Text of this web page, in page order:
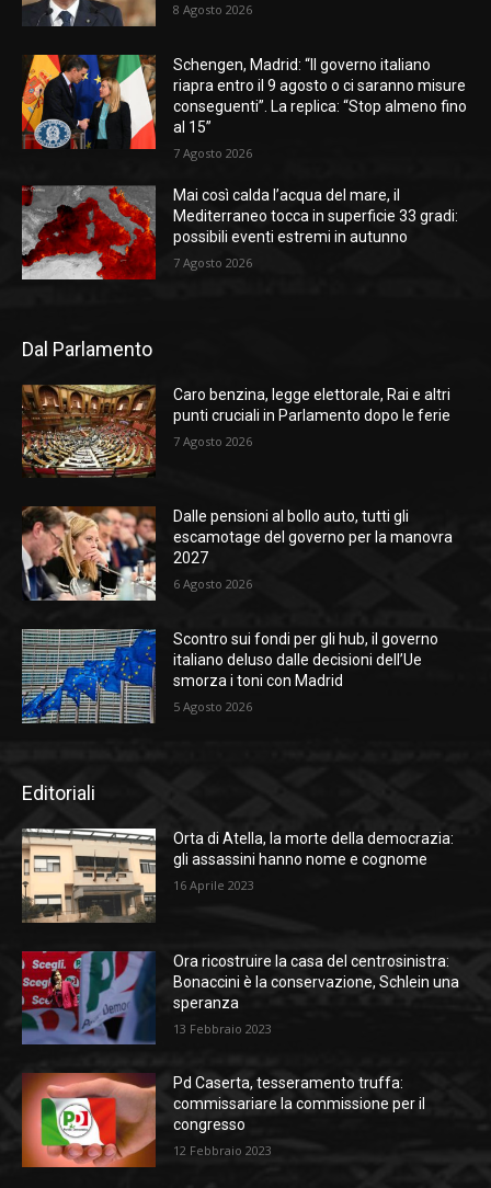
8 Agosto 2026
Schengen, Madrid: “Il governo italiano
riapra entro il 9 agosto o ci saranno misure
conseguenti”. La replica: “Stop almeno fino
al 15”
7 Agosto 2026
Mai così calda l’acqua del mare, il
Mediterraneo tocca in superficie 33 gradi:
possibili eventi estremi in autunno
7 Agosto 2026
Dal Parlamento
Caro benzina, legge elettorale, Rai e altri
punti cruciali in Parlamento dopo le ferie
7 Agosto 2026
Dalle pensioni al bollo auto, tutti gli
escamotage del governo per la manovra
2027
6 Agosto 2026
Scontro sui fondi per gli hub, il governo
italiano deluso dalle decisioni dell’Ue
smorza i toni con Madrid
5 Agosto 2026
Editoriali
Orta di Atella, la morte della democrazia:
gli assassini hanno nome e cognome
16 Aprile 2023
Ora ricostruire la casa del centrosinistra:
Bonaccini è la conservazione, Schlein una
speranza
13 Febbraio 2023
Pd Caserta, tesseramento truffa:
commissariare la commissione per il
congresso
12 Febbraio 2023